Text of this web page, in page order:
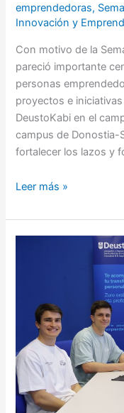
emprendedoras,
Innovación y
Con motivo de la
pareció importante
personas
proyectos e
DeustoKabi en el
campus de Donostia-
fortalecer los lazos y
Leer más »
Spicco
Brand
se
incorpora
a
DeustoKabi